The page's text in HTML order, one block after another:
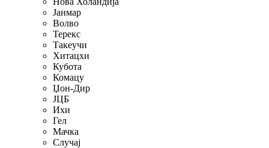
Јанмар
Волво
Терекс
Такеучи
Хитацхи
Кубота
Комацу
Џон-Дир
ЈЦБ
Ихи
Гел
Мачка
Случај